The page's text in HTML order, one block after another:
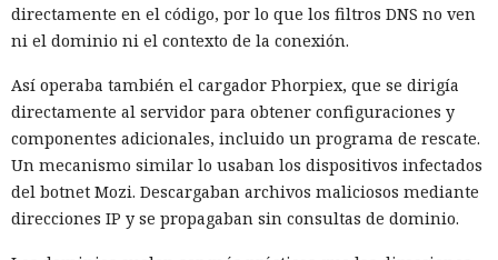
difusión de información falsa en las redes sociales. La
policía gasta recursos en verificar la amenaza inventada y
contundente de las fuerzas de seguridad genera riesgo de
lesiones y muertes.
Los swatters suelen llamar a través de telefonía por internet
(VoIP), que ayuda a ocultar el número o a suplantarlo con
ceros y nueves. También generan sospecha las llamadas
directamente en el código, por lo que los filtros DNS no ven
ni el dominio ni el contexto de la conexión.
Así operaba también el cargador Phorpiex, que se dirigía
directamente al servidor para obtener configuraciones y
componentes adicionales, incluido un programa de rescate.
Un mecanismo similar lo usaban los dispositivos infectados
del botnet Mozi. Descargaban archivos maliciosos mediante
direcciones IP y se propagaban sin consultas de dominio.